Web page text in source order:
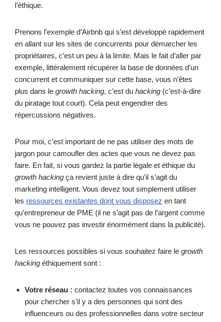
l’éthique.
Prenons l’exemple d’Airbnb qui s’est développé rapidement
en allant sur les sites de concurrents pour démarcher les
propriétaires, c’est un peu à la limite. Mais le fait d’aller par
exemple, littéralement récupérer la base de données d’un
concurrent et communiquer sur cette base, vous n’êtes
plus dans le growth hacking, c’est du hacking (c’est-à-dire
du piratage tout court). Cela peut engendrer des
répercussions négatives.
Pour moi, c’est important de ne pas utiliser des mots de
jargon pour camoufler des actes que vous ne devez pas
faire. En fait, si vous gardez la partie légale et éthique du
growth hacking ça revient juste à dire qu’il s’agit du
marketing intelligent. Vous devez tout simplement utiliser
les ressources existantes dont vous disposez en tant
qu’entrepreneur de PME (il ne s’agit pas de l’argent comme
vous ne pouvez pas investir énormément dans la publicité).
Les ressources possibles si vous souhaitez faire le growth
hacking éthiquement sont :
Votre réseau : contactez toutes vos connaissances
pour chercher s’il y a des personnes qui sont des
influenceurs ou des professionnelles dans votre secteur